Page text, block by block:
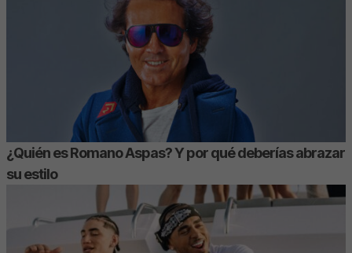
¿Quién es Romano Aspas? Y por qué deberías abrazar
su estilo